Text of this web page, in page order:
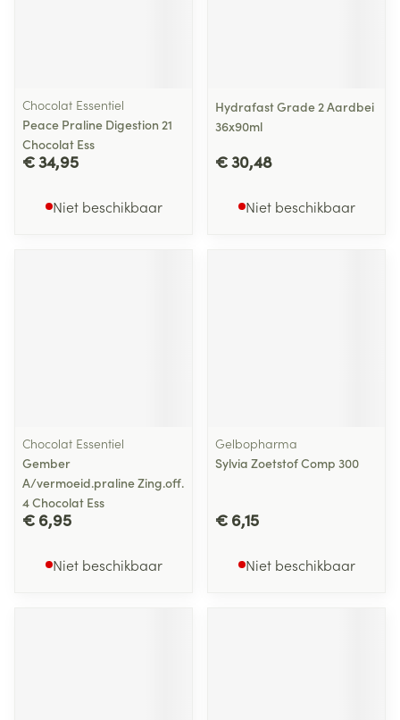
Chocolat Essentiel
Peace Praline Digestion 21
Chocolat Ess
€ 34,95
Niet beschikbaar
Hydrafast Grade 2 Aardbei
36x90ml
€ 30,48
Niet beschikbaar
Chocolat Essentiel
Gember
A/vermoeid.praline Zing.off.
4 Chocolat Ess
€ 6,95
Niet beschikbaar
Gelbopharma
Sylvia Zoetstof Comp 300
€ 6,15
Niet beschikbaar